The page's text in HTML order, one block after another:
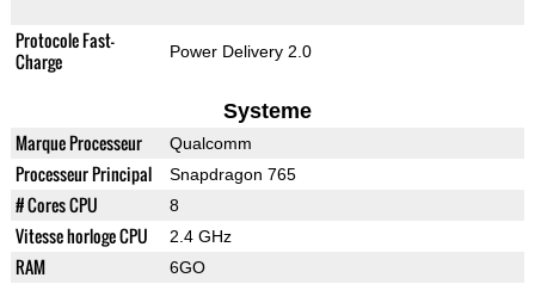
Protocole Fast-
Charge
Power Delivery 2.0
Systeme
Marque Processeur Qualcomm
Processeur Principal Snapdragon 765
# Cores CPU 8
Vitesse horloge CPU 2.4 GHz
RAM 6GO